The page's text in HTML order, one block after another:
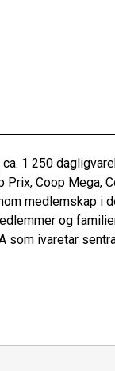
1 250
Coop Mega,
medlemskap i
og
som ivaretar